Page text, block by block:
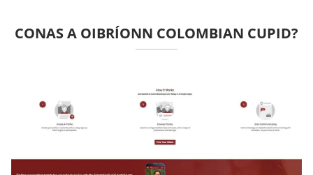
CONAS A OIBRÍONN СOLOMBIAN СUPID?